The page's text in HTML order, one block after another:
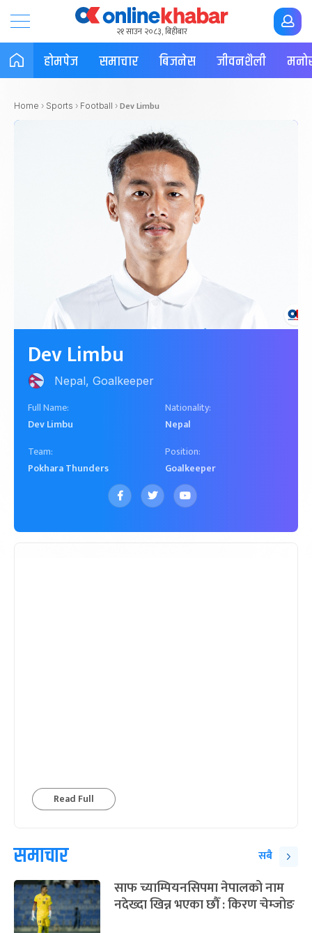
२१ साउन २०८३, बिहीबार
होमपेज समाचार बिजनेस जीवनशैली
Home › Sports › Football › Dev Limbu
Dev Limbu
Nepal, Goalkeeper
Full Name:
Dev Limbu
Nationality:
Nepal
Team:
Pokhara Thunders
Position:
Goalkeeper
Read Full
समाचार सबै
साफ च्याम्पियनसिपमा नेपालको नाम
नदेख्दा खिन्न भएका छौँ : किरण चेम्जोङ